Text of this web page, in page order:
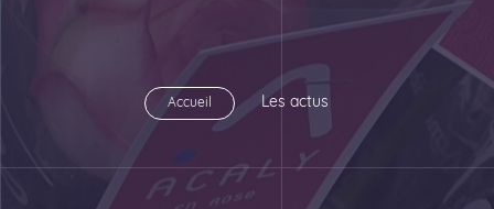
Accueil Les actus